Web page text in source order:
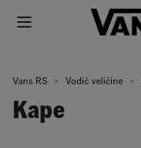
Vans RS Vodič veličine
Kape